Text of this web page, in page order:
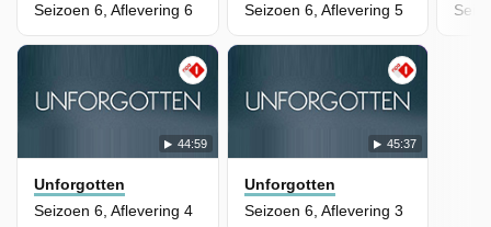
Seizoen 6, Aflevering 6
Seizoen 6, Aflevering 5
44:59
Unforgotten
Seizoen 6, Aflevering 4
45:37
Unforgotten
Seizoen 6, Aflevering 3